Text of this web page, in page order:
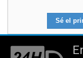
Sé el